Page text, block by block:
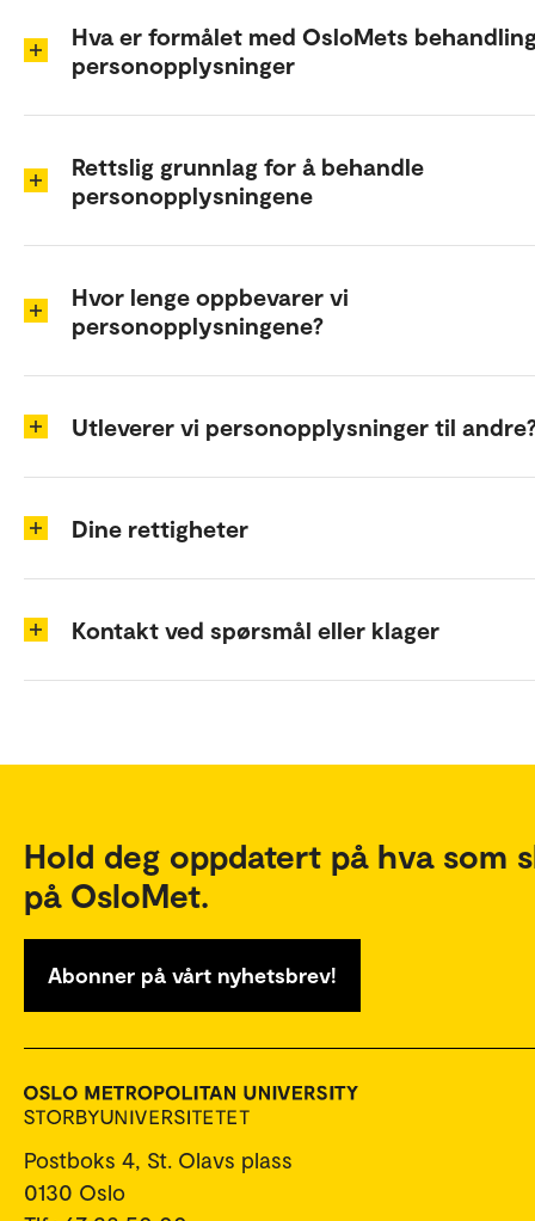
Hva er formålet med OsloMets
personopplysninger
Rettslig grunnlag for å behandle
personopplysningene
Hvor lenge oppbevarer vi
personopplysningene?
Utleverer vi personopplysninger til
Dine rettigheter
Kontakt ved spørsmål eller klager
Hold deg oppdatert på hva som
på OsloMet.
Abonner på vårt nyhetsbrev!
Postboks 4, St. Olavs plass
0130 Oslo